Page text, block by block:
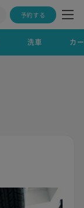
予約する
洗車 カ